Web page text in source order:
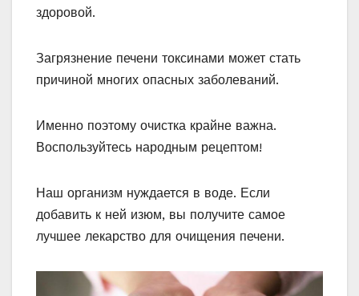
здоровой.
Загрязнение печени токсинами может стать
причиной многих опасных заболеваний.
Именно поэтому очистка крайне важна.
Воспользуйтесь народным рецептом!
Наш организм нуждается в воде. Если
добавить к ней изюм, вы получите самое
лучшее лекарство для очищения печени.